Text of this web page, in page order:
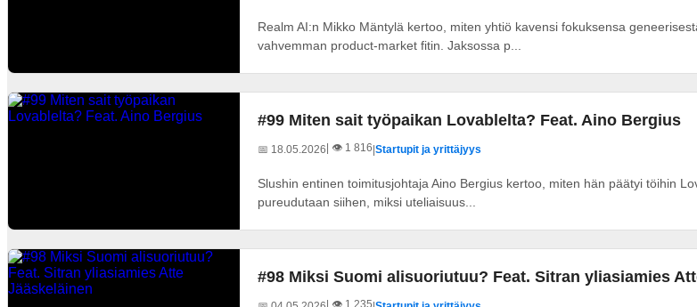
Realm AI:n Mikko Mäntylä kertoo, miten yhtiö kavensi fokuksensa
vahvemman product-market fitin. Jaksossa p...
#99 Miten sait työpaikan Lovablelta? Feat. Aino Bergius
📅 18.05.2026 | 👁️ 1 816|Startupit ja yrittäjyys
Slushin entinen toimitusjohtaja Aino Bergius kertoo, miten hän päätyi töihin
pureudutaan siihen, miksi uteliaisuus...
#98 Miksi Suomi alisuoriutuu? Feat. Sitran yliasiamies
| 👁️ 1 235